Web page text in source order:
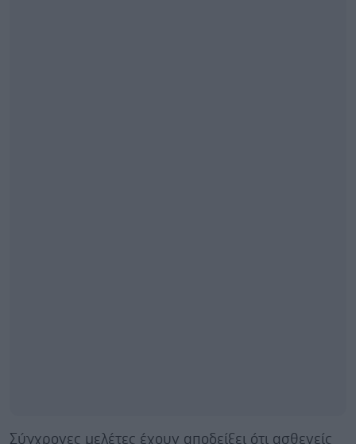
Σύγχρονες μελέτες έχουν αποδείξει ότι ασθενείς